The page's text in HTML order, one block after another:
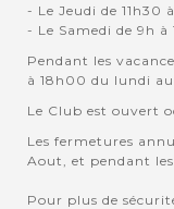
- Le Jeudi de 11h30
- Le Samedi de 9h à
Pendant les
à 18h00 du lundi au
Le Club est ouvert
Les fermetures
Aout, et pendant les
Pour plus de